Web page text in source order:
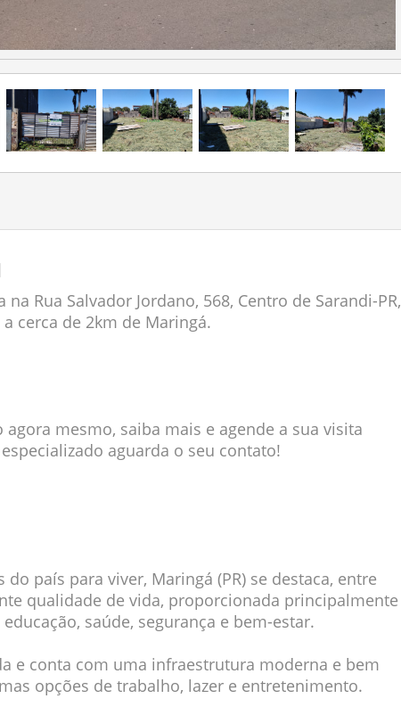
Rua Salvador Jordano, 568, Centro de Sarandi-PR,
cerca de 2km de Maringá.
mesmo, saiba mais e agende a sua visita
aguarda o seu contato!
país para viver, Maringá (PR) se destaca, entre
qualidade de vida, proporcionada principalmente
saúde, segurança e bem-estar.
e conta com uma infraestrutura moderna e bem
opções de trabalho, lazer e entretenimento.